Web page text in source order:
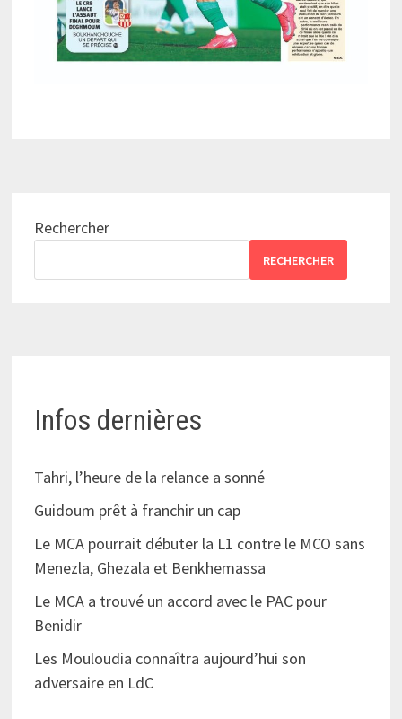
Rechercher
RECHERCHER
Infos dernières
Tahri, l’heure de la relance a sonné
Guidoum prêt à franchir un cap
Le MCA pourrait débuter la L1 contre le MCO sans
Menezla, Ghezala et Benkhemassa
Le MCA a trouvé un accord avec le PAC pour
Benidir
Les Mouloudia connaîtra aujourd’hui son
adversaire en LdC